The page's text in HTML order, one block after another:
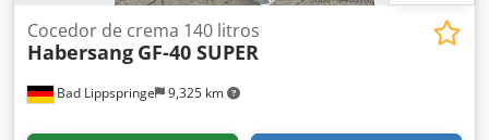
Bad Lippspringe 9,325 km
Cocedor de crema 140 litros
Habersang GF-40 SUPER